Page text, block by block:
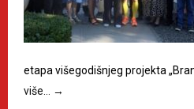
etapa višegodišnjeg projekta
više…
→